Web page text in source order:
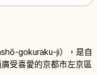
gokuraku-ji），是自
受喜愛的京都市左京區